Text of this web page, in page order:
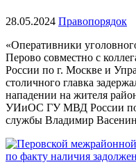
28.05.2024 Правопорядок
«Оперативники
Перово совместно с
России по г. Москве и
столичного главка
нападении на жителя
УИиОС ГУ МВД России по
службы Владимир